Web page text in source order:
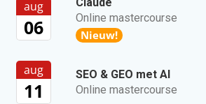
aug
06
Online mastercourse
Nieuw!
aug
11
SEO & GEO met AI
Online mastercourse